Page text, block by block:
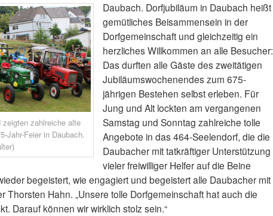
zeigten zahlreiche alte
Jahr-Feier in Daubach.
Daubach. Dorfjubiläum in Daubach heißt
gemütliches Beisammensein in der
Dorfgemeinschaft und gleichzeitig ein
herzliches Willkommen an alle Besucher:
Das durften alle Gäste des zweitätigen
Jubiläumswochenendes zum 675-
jährigen Bestehen selbst erleben. Für
Jung und Alt lockten am vergangenen
Samstag und Sonntag zahlreiche tolle
Angebote in das 464-Seelendorf, die die
Daubacher mit tatkräftiger Unterstützung
vieler freiwilliger Helfer auf die Beine
begeistert, wie engagiert und begeistert alle Daubacher mit
Thorsten Hahn. „Unsere tolle Dorfgemeinschaft hat auch die
Darauf können wir wirklich stolz sein.“